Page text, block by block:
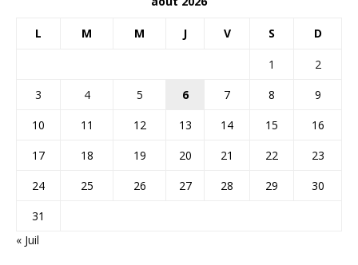
L M M J V S D
1
2
3
4 5 6 7 8
9
10
11 12 13 14 15
16
17
18 19 20 21 22
23
24
25 26 27 28 29
30
31
« Juil